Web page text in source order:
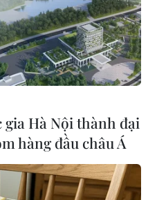
Hà Nội thành đại
hàng đầu châu Á